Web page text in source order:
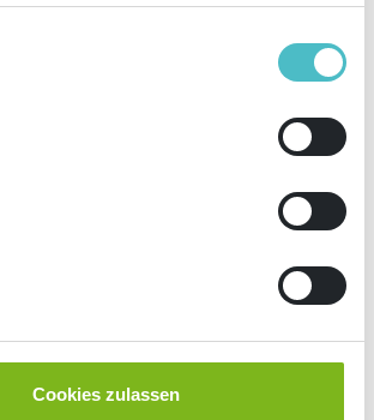
unsere Webseite weiterhin nutzen.
Cookies zulassen
hier bei uns im Heiligenstädter Studio1® , ob nun
Deshalb schließen wir für einige Tage unsere Türen